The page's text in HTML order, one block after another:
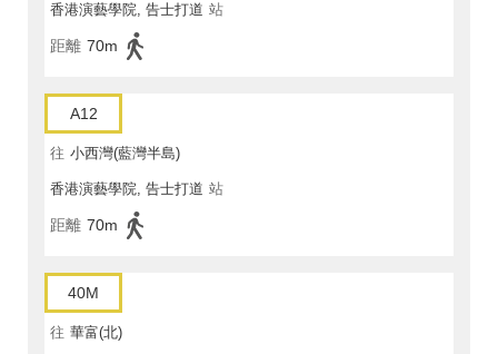
香港演藝學院, 告士打道 站
距離 70m
A12
往 小西灣(藍灣半島)
香港演藝學院, 告士打道 站
距離 70m
40M
往 華富(北)